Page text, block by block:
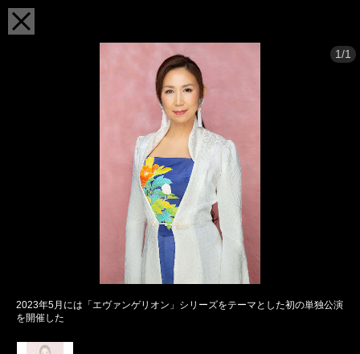
1/1
2023年5月には「エヴァンゲリオン」シリーズをテーマとした初の単独公演
を開催した